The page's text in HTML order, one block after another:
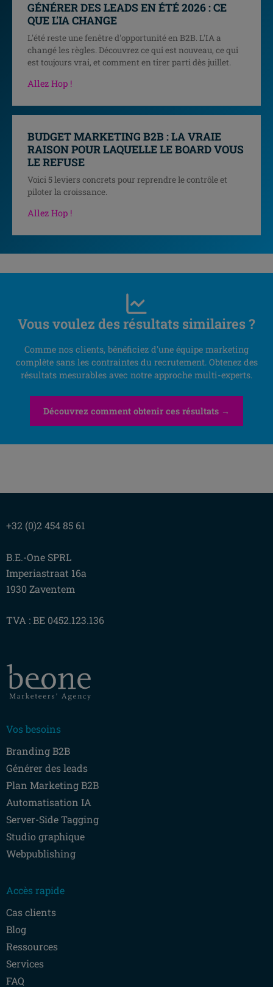
GÉNÉRER DES LEADS EN ÉTÉ 2026 : CE
QUE L'IA CHANGE
L'été reste une fenêtre d'opportunité en B2B. L'IA a
changé les règles. Découvrez ce qui est nouveau, ce qui
est toujours vrai, et comment en tirer parti dès juillet.
Allez Hop !
BUDGET MARKETING B2B : LA VRAIE
RAISON POUR LAQUELLE LE BOARD VOUS
LE REFUSE
Voici 5 leviers concrets pour reprendre le contrôle et
piloter la croissance.
Allez Hop !
Vous voulez des résultats similaires ?
Comme nos clients, bénéficiez d'une équipe marketing
complète sans les contraintes du recrutement. Obtenez des
résultats mesurables avec notre approche multi-experts.
Découvrez comment obtenir ces résultats →
+32 (0)2 454 85 61
B.E.-One SPRL
Imperiastraat 16a
1930 Zaventem
TVA : BE 0452.123.136
Vos besoins
Branding B2B
Générer des leads
Plan Marketing B2B
Automatisation IA
Server-Side Tagging
Studio graphique
Webpublishing
Accès rapide
Cas clients
Blog
Ressources
Services
FAQ